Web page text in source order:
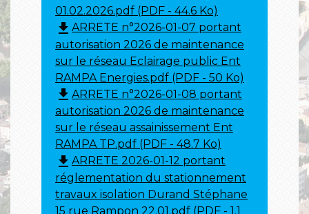
01.02.2026.pdf (PDF - 44.6 Ko)
file_download ARRETE n°2026-01-07 portant
autorisation 2026 de maintenance
sur le réseau Eclairage public Ent
RAMPA Energies.pdf (PDF - 50 Ko)
file_download ARRETE n°2026-01-08 portant
autorisation 2026 de maintenance
sur le réseau assainissement Ent
RAMPA TP.pdf (PDF - 48.7 Ko)
file_download ARRETE 2026-01-12 portant
réglementation du stationnement
travaux isolation Durand Stéphane
15 rue Rampon 22.01.pdf (PDF - 1.1